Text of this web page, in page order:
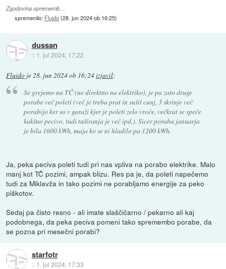
Zgodovina sprememb…
spremenilo: Fluido(28. jun 2024 ob 16:25)
dussan
:: 1. jul 2024, 17:22
Fluido je28. jun 2024 ob 16:24izjavil:
Se grejemo na TČ (ne direktno na elektriko), je pa zato druge
porabe več poleti (več je treba prat in sušit cunj, 3 skrinje več
porabijo ker so v garaži kjer je poleti zelo vroče, večkrat se speče
kakšno pecivo, tudi tuširanja je več ipd.). Sicer poraba januarja
je bila 1600 kWh, maja ko se ni hladilo pa 1200 kWh.
Ja, peka peciva poleti tudi pri nas vpliva na porabo elektrike. Malo
manj kot TČ pozimi, ampak blizu. Res pa je, da poleti napečemo
tudi za Miklavža in tako pozimi ne porabljamo energije za peko
piškotov.
Sedaj pa čisto resno - ali imate slaščičarno / pekarno ali kaj
podobnega, da peka peciva pomeni tako spremembo porabe, da
se pozna pri mesečni porabi?
starfotr
:: 1. jul 2024, 17:33